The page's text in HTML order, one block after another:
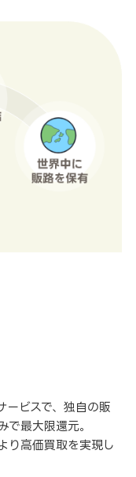
ービスで、独自の販
で最大限還元。
り高価買取を実現し